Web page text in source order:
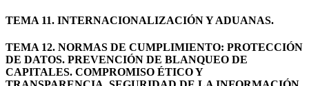
TEMA 11. INTERNACIONALIZACIÓN Y ADUANAS.
TEMA 12. NORMAS DE CUMPLIMIENTO: PROTECCIÓN
DE DATOS. PREVENCIÓN DE BLANQUEO DE
CAPITALES. COMPROMISO ÉTICO Y